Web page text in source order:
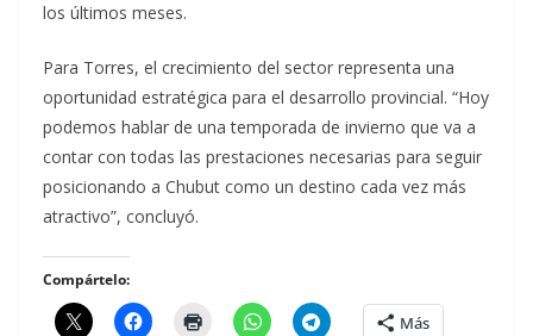
los últimos meses.
Para Torres, el crecimiento del sector representa una
oportunidad estratégica para el desarrollo provincial. “Hoy
podemos hablar de una temporada de invierno que va a
contar con todas las prestaciones necesarias para seguir
posicionando a Chubut como un destino cada vez más
atractivo”, concluyó.
Compártelo:
Más